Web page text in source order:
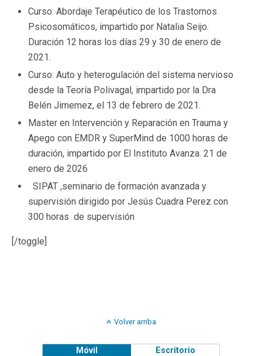
Curso: Abordaje Terapéutico de los Trastornos
Psicosomáticos, impartido por Natalia Seijo.
Duración 12 horas los días 29 y 30 de enero de
2021.
Curso: Auto y heterogulación del sistema nervioso
desde la Teoría Polivagal, impartido por la Dra
Belén Jimemez, el 13 de febrero de 2021.
Master en Intervención y Reparación en Trauma y
Apego con EMDR y SuperMind de 1000 horas de
duración, impartido por El Instituto Avanza. 21 de
enero de 2026
SIPAT ,seminario de formación avanzada y
supervisión dirigido por Jesús Cuadra Perez con
300 horas de supervisión
[/toggle]
Volver arriba
Móvil Escritorio